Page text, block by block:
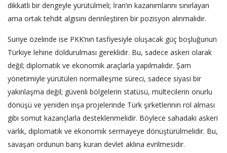
dikkatli bir dengeyle yürütülmeli; İran’ın kazanımlarını sınırlayan
ama ortak tehdit algısını derinleştiren bir pozisyon alınmalıdır.
Suriye özelinde ise PKK’nın tasfiyesiyle oluşacak güç boşluğunun
Türkiye lehine doldurulması gereklidir. Bu, sadece askeri olarak
değil; diplomatik ve ekonomik araçlarla yapılmalıdır. Şam
yönetimiyle yürütülen normalleşme süreci, sadece siyasi bir
yakınlaşma değil; güvenli bölgelerin statüsü, mültecilerin onurlu
dönüşü ve yeniden inşa projelerinde Türk şirketlerinin rol alması
gibi somut kazançlarla desteklenmelidir. Böylece sahadaki askeri
varlık, diplomatik ve ekonomik sermayeye dönüştürülmelidir. Bu,
savaşan ordunun barış kuran devlet aklına evrilmesidir.